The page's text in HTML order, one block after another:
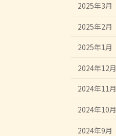
2025年3月
2025年2月
2025年1月
2024年12月
2024年11月
2024年10月
2024年9月